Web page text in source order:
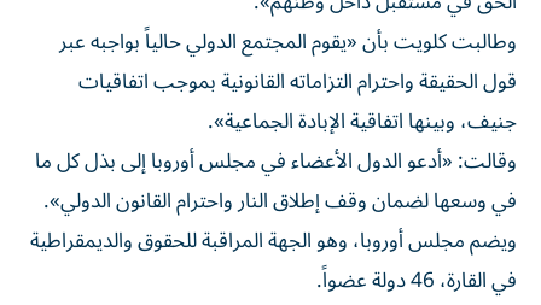
وطالبت كلويت بأن «يقوم المجتمع الدولي حالياً بواجبه عبر
قول الحقيقة واحترام التزاماته القانونية بموجب اتفاقيات
جنيف، وبينها اتفاقية الإبادة الجماعية».
وقالت: «أدعو الدول الأعضاء في مجلس أوروبا إلى بذل كل ما
في وسعها لضمان وقف إطلاق النار واحترام القانون الدولي».
ويضم مجلس أوروبا، وهو الجهة المراقبة للحقوق والديمقراطية
في القارة، 46 دولة عضواً.